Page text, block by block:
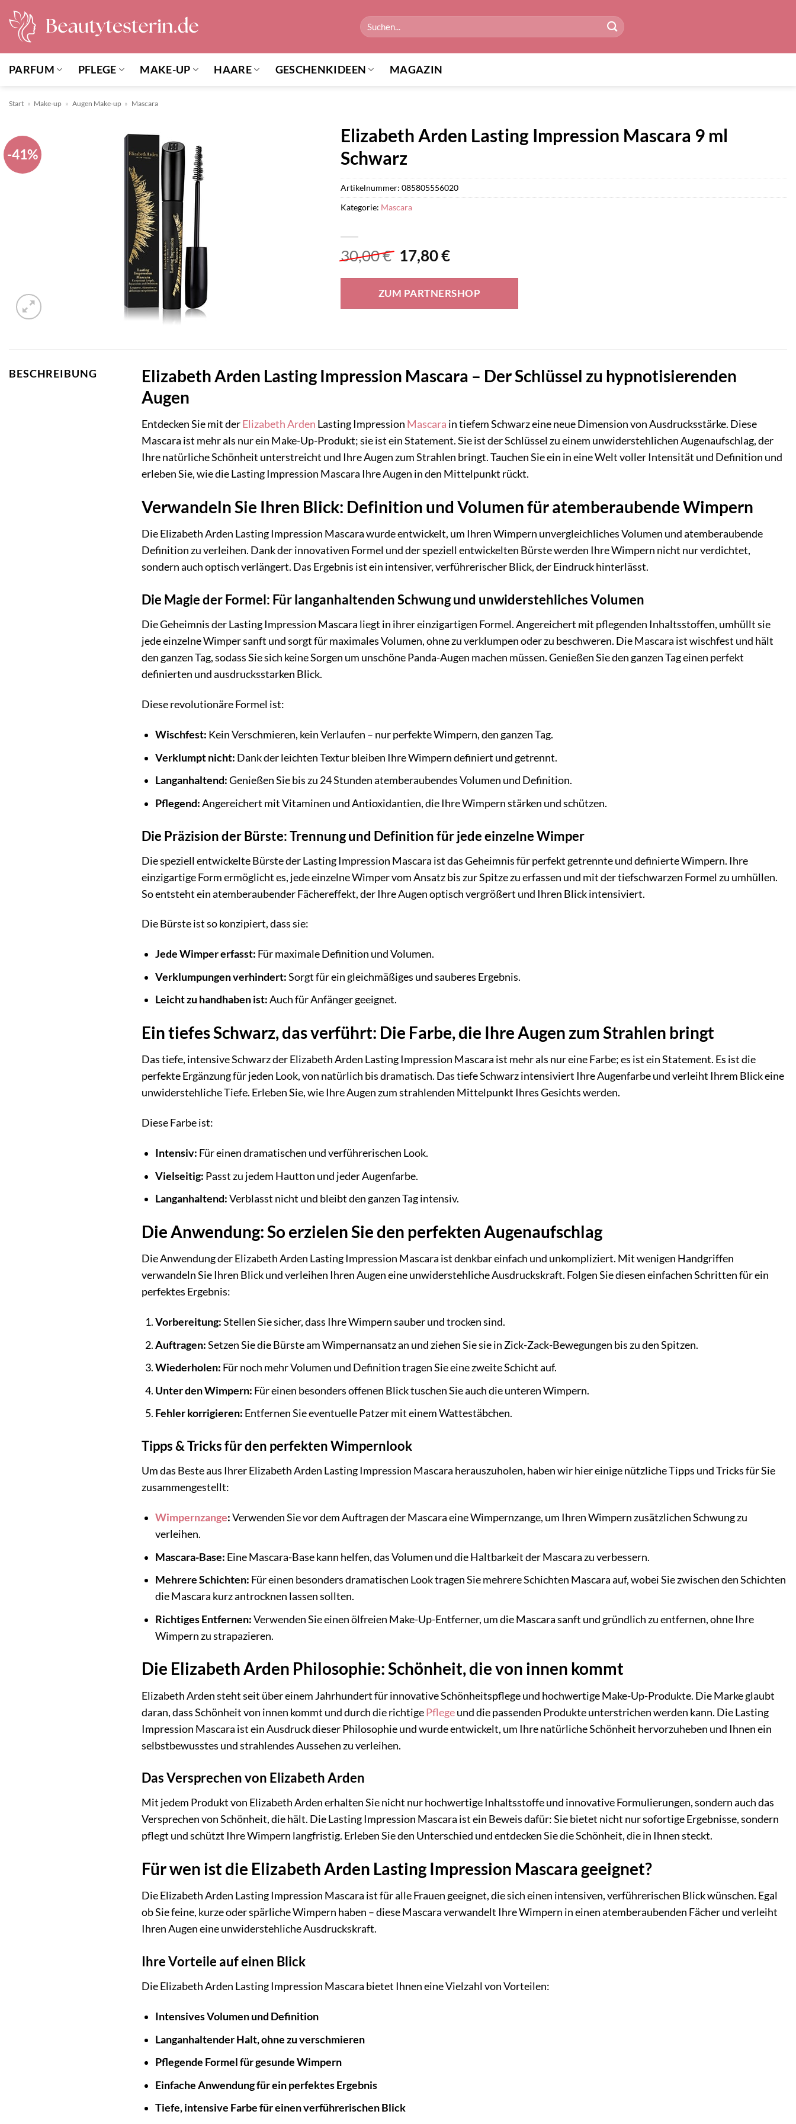
Inhalt
springen
Suchen
nach:
PARFUM PFLEGE MAKE-UP HAARE GESCHENKIDEEN MAGAZIN
Start » Make-up » Augen Make-up » Mascara
-41%
Elizabeth Arden Lasting Impression Mascara 9 ml
Schwarz
30,00€ Ursprünglicher
war:
30,00 €
17,80€Aktueller
ist:
17,80 €.
ZUM PARTNERSHOP
Artikelnummer: 085805556020
Kategorie: Mascara
BESCHREIBUNG
Elizabeth Arden Lasting Impression Mascara – Der Schlüssel zu hypnotisierenden
Augen
Entdecken Sie mit derElizabeth Arden Lasting Impression Mascara in tiefem Schwarz eine neue Dimension von Ausdrucksstärke. Diese
Mascara ist mehr als nur ein Make-Up-Produkt; sie ist ein Statement. Sie ist der Schlüssel zu einem unwiderstehlichen Augenaufschlag, der
Ihre natürliche Schönheit unterstreicht und Ihre Augen zum Strahlen bringt. Tauchen Sie ein in eine Welt voller Intensität und Definition und
erleben Sie, wie die Lasting Impression Mascara Ihre Augen in den Mittelpunkt rückt.
Verwandeln Sie Ihren Blick: Definition und Volumen für atemberaubende Wimpern
Die Elizabeth Arden Lasting Impression Mascara wurde entwickelt, um Ihren Wimpern unvergleichliches Volumen und atemberaubende
Definition zu verleihen. Dank der innovativen Formel und der speziell entwickelten Bürste werden Ihre Wimpern nicht nur verdichtet,
sondern auch optisch verlängert. Das Ergebnis ist ein intensiver, verführerischer Blick, der Eindruck hinterlässt.
Die Magie der Formel: Für langanhaltenden Schwung und unwiderstehliches Volumen
Die Geheimnis der Lasting Impression Mascara liegt in ihrer einzigartigen Formel. Angereichert mit pflegenden Inhaltsstoffen, umhüllt sie
jede einzelne Wimper sanft und sorgt für maximales Volumen, ohne zu verklumpen oder zu beschweren. Die Mascara ist wischfest und hält
den ganzen Tag, sodass Sie sich keine Sorgen um unschöne Panda-Augen machen müssen. Genießen Sie den ganzen Tag einen perfekt
definierten und ausdrucksstarken Blick.
Diese revolutionäre Formel ist:
Wischfest: Kein Verschmieren, kein Verlaufen – nur perfekte Wimpern, den ganzen Tag.
Verklumpt nicht: Dank der leichten Textur bleiben Ihre Wimpern definiert und getrennt.
Langanhaltend:Genießen Sie bis zu 24 Stunden atemberaubendes Volumen und Definition.
Pflegend:Angereichert mit Vitaminen und Antioxidantien, die Ihre Wimpern stärken und schützen.
Die Präzision der Bürste: Trennung und Definition für jede einzelne Wimper
Die speziell entwickelte Bürste der Lasting Impression Mascara ist das Geheimnis für perfekt getrennte und definierte Wimpern. Ihre
einzigartige Form ermöglicht es, jede einzelne Wimper vom Ansatz bis zur Spitze zu erfassen und mit der tiefschwarzen Formel zu umhüllen.
So entsteht ein atemberaubender Fächereffekt, der Ihre Augen optisch vergrößert und Ihren Blick intensiviert.
Die Bürste ist so konzipiert, dass sie:
Jede Wimper erfasst: Für maximale Definition und Volumen.
Verklumpungen verhindert:Sorgt für ein gleichmäßiges und sauberes Ergebnis.
Leicht zu handhaben ist:Auch für Anfänger geeignet.
Ein tiefes Schwarz, das verführt: Die Farbe, die Ihre Augen zum Strahlen bringt
Das tiefe, intensive Schwarz der Elizabeth Arden Lasting Impression Mascara ist mehr als nur eine Farbe; es ist ein Statement. Es ist die
perfekte Ergänzung für jeden Look, von natürlich bis dramatisch. Das tiefe Schwarz intensiviert Ihre Augenfarbe und verleiht Ihrem Blick eine
unwiderstehliche Tiefe. Erleben Sie, wie Ihre Augen zum strahlenden Mittelpunkt Ihres Gesichts werden.
Diese Farbe ist:
Intensiv: Für einen dramatischen und verführerischen Look.
Vielseitig: Passt zu jedem Hautton und jeder Augenfarbe.
Langanhaltend:Verblasst nicht und bleibt den ganzen Tag intensiv.
Die Anwendung: So erzielen Sie den perfekten Augenaufschlag
Die Anwendung der Elizabeth Arden Lasting Impression Mascara ist denkbar einfach und unkompliziert. Mit wenigen Handgriffen
verwandeln Sie Ihren Blick und verleihen Ihren Augen eine unwiderstehliche Ausdruckskraft. Folgen Sie diesen einfachen Schritten für ein
perfektes Ergebnis:
Vorbereitung:Stellen Sie sicher, dass Ihre Wimpern sauber und trocken sind.
Auftragen:Setzen Sie die Bürste am Wimpernansatz an und ziehen Sie sie in Zick-Zack-Bewegungen bis zu den Spitzen.
Wiederholen: Für noch mehr Volumen und Definition tragen Sie eine zweite Schicht auf.
Unter den Wimpern: Für einen besonders offenen Blick tuschen Sie auch die unteren Wimpern.
Fehler korrigieren: Entfernen Sie eventuelle Patzer mit einem Wattestäbchen.
Tipps & Tricks für den perfekten Wimpernlook
Um das Beste aus Ihrer Elizabeth Arden Lasting Impression Mascara herauszuholen, haben wir hier einige nützliche Tipps und Tricks für Sie
zusammengestellt:
Wimpernzange:Verwenden Sie vor dem Auftragen der Mascara eine Wimpernzange, um Ihren Wimpern zusätzlichen Schwung zu
verleihen.
Mascara-Base: Eine Mascara-Base kann helfen, das Volumen und die Haltbarkeit der Mascara zu verbessern.
Mehrere Schichten: Für einen besonders dramatischen Look tragen Sie mehrere Schichten Mascara auf, wobei Sie zwischen den Schichten
die Mascara kurz antrocknen lassen sollten.
Richtiges Entfernen:Verwenden Sie einen ölfreien Make-Up-Entferner, um die Mascara sanft und gründlich zu entfernen, ohne Ihre
Wimpern zu strapazieren.
Die Elizabeth Arden Philosophie: Schönheit, die von innen kommt
Elizabeth Arden steht seit über einem Jahrhundert für innovative Schönheitspflege und hochwertige Make-Up-Produkte. Die Marke glaubt
daran, dass Schönheit von innen kommt und durch die richtigePflegeund die passenden Produkte unterstrichen werden kann. Die Lasting
Impression Mascara ist ein Ausdruck dieser Philosophie und wurde entwickelt, um Ihre natürliche Schönheit hervorzuheben und Ihnen ein
selbstbewusstes und strahlendes Aussehen zu verleihen.
Das Versprechen von Elizabeth Arden
Mit jedem Produkt von Elizabeth Arden erhalten Sie nicht nur hochwertige Inhaltsstoffe und innovative Formulierungen, sondern auch das
Versprechen von Schönheit, die hält. Die Lasting Impression Mascara ist ein Beweis dafür: Sie bietet nicht nur sofortige Ergebnisse, sondern
pflegt und schützt Ihre Wimpern langfristig. Erleben Sie den Unterschied und entdecken Sie die Schönheit, die in Ihnen steckt.
Für wen ist die Elizabeth Arden Lasting Impression Mascara geeignet?
Die Elizabeth Arden Lasting Impression Mascara ist für alle Frauen geeignet, die sich einen intensiven, verführerischen Blick wünschen. Egal
ob Sie feine, kurze oder spärliche Wimpern haben – diese Mascara verwandelt Ihre Wimpern in einen atemberaubenden Fächer und verleiht
Ihren Augen eine unwiderstehliche Ausdruckskraft.
Ihre Vorteile auf einen Blick
Die Elizabeth Arden Lasting Impression Mascara bietet Ihnen eine Vielzahl von Vorteilen:
Intensives Volumen und Definition
Langanhaltender Halt, ohne zu verschmieren
Pflegende Formel für gesunde Wimpern
Einfache Anwendung für ein perfektes Ergebnis
Tiefe, intensive Farbe für einen verführerischen Blick